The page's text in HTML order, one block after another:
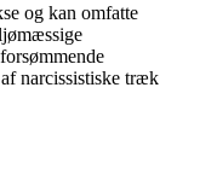
og kan omfatte
narcissistiske træk